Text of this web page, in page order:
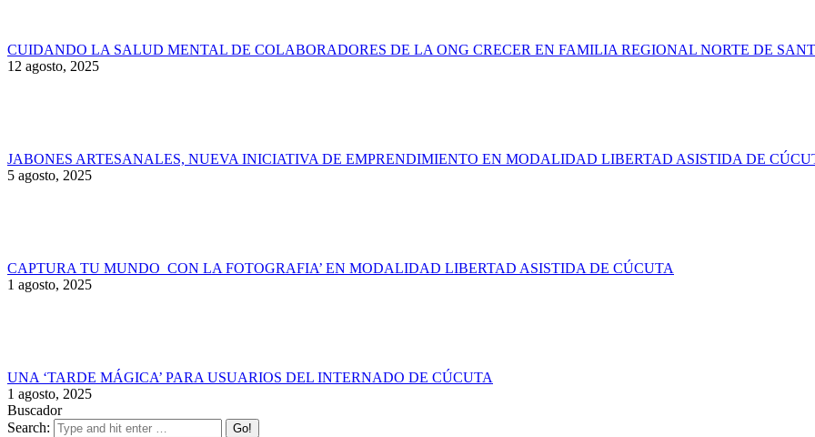
CUIDANDO LA SALUD MENTAL DE COLABORADORES DE LA ONG CRECER EN FAMILIA REGIONAL NORTE DE
12 agosto, 2025
JABONES ARTESANALES, NUEVA INICIATIVA DE EMPRENDIMIENTO EN MODALIDAD LIBERTAD ASISTIDA DE
5 agosto, 2025
CAPTURA TU MUNDO CON LA FOTOGRAFIA’ EN MODALIDAD LIBERTAD ASISTIDA DE CÚCUTA
1 agosto, 2025
UNA ‘TARDE MÁGICA’ PARA USUARIOS DEL INTERNADO DE CÚCUTA
1 agosto, 2025
Buscador
Search: